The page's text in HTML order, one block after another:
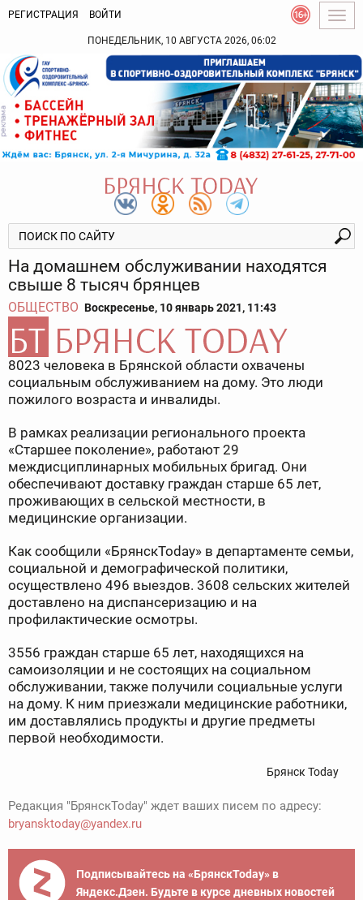
РЕГИСТРАЦИЯ ВОЙТИ
ПОНЕДЕЛЬНИК, 10 АВГУСТА 2026, 06:02
На домашнем обслуживании находятся
свыше 8 тысяч брянцев
ОБЩЕСТВО Воскресенье, 10 январь 2021, 11:43
8023 человека в Брянской области охвачены
социальным обслуживанием на дому. Это люди
пожилого возраста и инвалиды.
В рамках реализации регионального проекта
«Старшее поколение», работают 29
междисциплинарных мобильных бригад. Они
обеспечивают доставку граждан старше 65 лет,
проживающих в сельской местности, в
медицинские организации.
Как сообщили «БрянскToday» в департаменте семьи,
социальной и демографической политики,
осуществлено 496 выездов. 3608 сельских жителей
доставлено на диспансеризацию и на
профилактические осмотры.
3556 граждан старше 65 лет, находящихся на
самоизоляции и не состоящих на социальном
обслуживании, также получили социальные услуги
на дому. К ним приезжали медицинские работники,
им доставлялись продукты и другие предметы
первой необходимости.
Брянск Today
Редакция "БрянскToday" ждет ваших писем по адресу:
bryansktoday@yandex.ru
Подписывайтесь на «БрянскToday» в
Яндекс.Дзен. Будьте в курсе дневных новостей